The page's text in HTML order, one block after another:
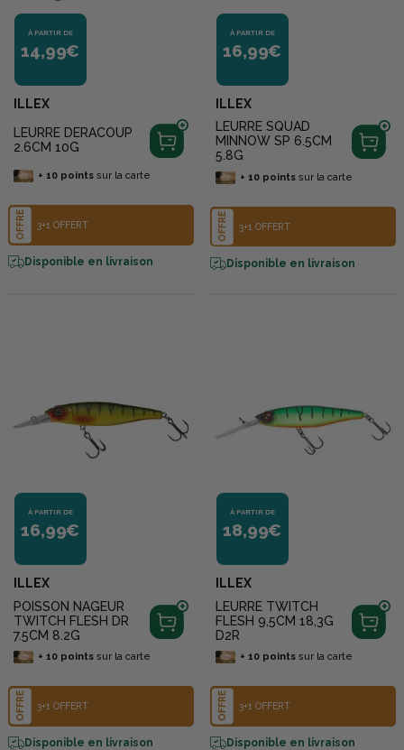
À PARTIR DE
14,99€
ILLEX
LEURRE DERACOUP
2.6CM 10G
+ 10pointssur la carte
OFFRE 3+1 OFFERT
Disponible en livraison
À PARTIR DE
16,99€
ILLEX
LEURRE SQUAD
MINNOW SP 6.5CM
5.8G
+ 10pointssur la carte
OFFRE 3+1 OFFERT
Disponible en livraison
À PARTIR DE
16,99€
ILLEX
POISSON NAGEUR
TWITCH FLESH DR
7.5CM 8.2G
+ 10pointssur la carte
OFFRE 3+1 OFFERT
Disponible en livraison
À PARTIR DE
18,99€
ILLEX
LEURRE TWITCH
FLESH 9,5CM 18,3G
D2R
+ 10pointssur la carte
OFFRE 3+1 OFFERT
Disponible en livraison